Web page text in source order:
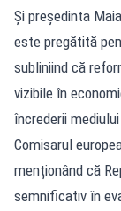
Și președinta
este pregătită
subliniind că
vizibile în
încrederii
Comisarul
menționând că
semnificativ în